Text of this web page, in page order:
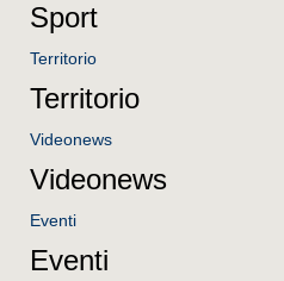
Sport
Territorio
Territorio
Videonews
Videonews
Eventi
Eventi